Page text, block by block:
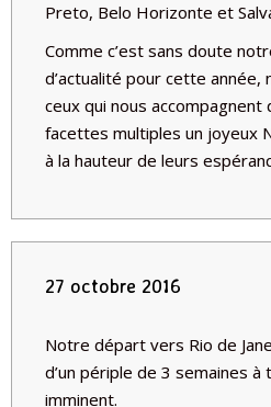
Preto, Belo Horizonte et
Comme c’est sans doute
d’actualité pour cette année,
ceux qui nous
facettes multiples un joyeux
à la hauteur de leurs
27 octobre 2016
Notre départ vers Rio de
d’un périple de 3 semaines
imminent.